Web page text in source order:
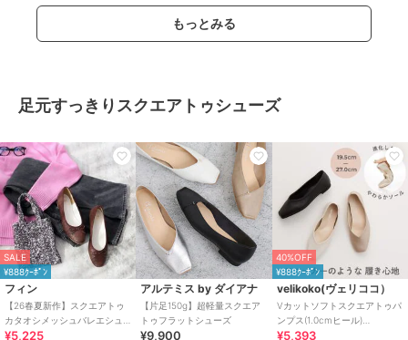
もっとみる
足元すっきりスクエアトゥシューズ
SALE
¥888ｸｰﾎﾟﾝ
フィン
【26春夏新作】スクエアトゥ
カタオシメッシュバレエシュ
ーズ【低反発スポンジ入り】
¥5,225
アルテミス by ダイアナ
【片足150g】超軽量スクエア
トゥフラットシューズ
¥9,900
40%OFF
¥888ｸｰﾎﾟﾝ
velikoko(ヴェリココ）
Vカットソフトスクエアトゥパ
ンプス(1.0cmヒール)
[19.5~27.0cm]
¥5,393